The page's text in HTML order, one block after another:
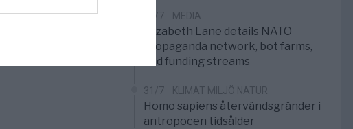
31/7 MEDIA
Elizabeth Lane details NATO
propaganda network, bot farms,
and funding streams
31/7 KLIMAT MILJÖ NATUR
Homo sapiens återvändsgränder i
antropocen tidsålder